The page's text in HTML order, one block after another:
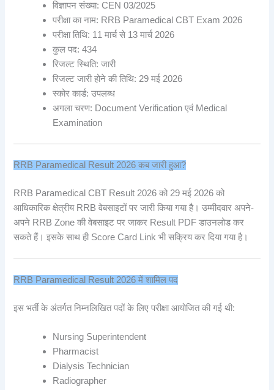
विज्ञापन संख्या: CEN 03/2025
परीक्षा का नाम: RRB Paramedical CBT Exam 2026
परीक्षा तिथि: 11 मार्च से 13 मार्च 2026
कुल पद: 434
रिजल्ट स्थिति: जारी
रिजल्ट जारी होने की तिथि: 29 मई 2026
स्कोर कार्ड: उपलब्ध
अगला चरण: Document Verification एवं Medical
Examination
RRB Paramedical Result 2026 कब जारी हुआ?
RRB Paramedical CBT Result 2026 को 29 मई 2026 को
आधिकारिक क्षेत्रीय RRB वेबसाइटों पर जारी किया गया है। उम्मीदवार अपने-
अपने RRB Zone की वेबसाइट पर जाकर Result PDF डाउनलोड कर
सकते हैं। इसके साथ ही Score Card Link भी सक्रिय कर दिया गया है।
RRB Paramedical Result 2026 में शामिल पद
इस भर्ती के अंतर्गत निम्नलिखित पदों के लिए परीक्षा आयोजित की गई थी:
Nursing Superintendent
Pharmacist
Dialysis Technician
Radiographer